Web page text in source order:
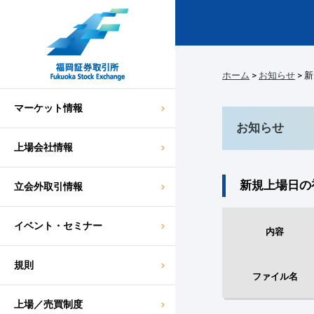
マーケット情報
上場会社情報
立会外取引情報
イベント・セミナー
規則
上場／売買制度
ホーム > お知らせ >
お知らせ
新規上場日
内容
ファイル名